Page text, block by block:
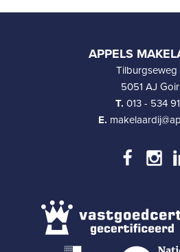
APPELS
Tilburgseweg
5051 AJ
T. 013 - 534
E.